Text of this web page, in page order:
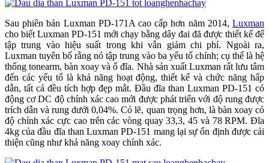
Sau phiên bản Luxman PD-171A cao cấp hơn năm 2014, Luxman
cho biết Luxman PD-151 mới chạy bằng dây đai đã được thiết kế để
tập trung vào hiệu suất trong khi vẫn giảm chi phí. Ngoài ra,
Luxman tuyên bố rằng nó tập trung vào ba yếu tố chính; cụ thể là hệ
thống tonearm, bàn xoay và ổ đĩa. Nhà sản xuất Luxman rất lưu tâm
đến các yếu tố là khả năng hoạt động, thiết kế và chức năng hấp
dẫn, tất cả đều tích hợp đẹp mắt. Đầu đĩa than Luxman PD-151 có
động cơ DC độ chính xác cao mới được phát triển với độ rung được
trích dẫn và rung dưới 0,04%. Có lẽ, quan trọng hơn, là bàn xoay có
độ chính xác cực cao trên các vòng quay 33,3, 45 và 78 RPM. Đĩa
4kg của đầu đĩa than Luxman PD-151 mang lại sự ổn định được cải
thiện cũng như khả năng xoay chính xác.